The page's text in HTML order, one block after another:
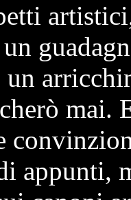
un
mai.
appunti,